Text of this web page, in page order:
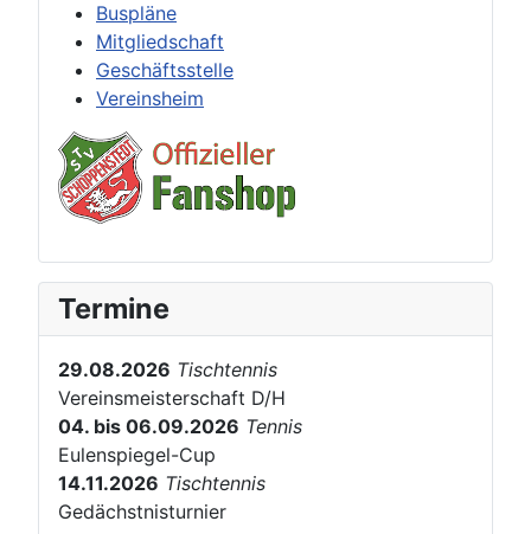
Buspläne
Mitgliedschaft
Geschäftsstelle
Vereinsheim
Termine
29.08.2026 Tischtennis
Vereinsmeisterschaft D/H
04. bis 06.09.2026 Tennis
Eulenspiegel-Cup
14.11.2026 Tischtennis
Gedächstnisturnier